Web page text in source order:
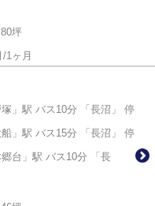
坪
/1ヶ月
」駅 バス10分 「長沼」 停
」駅 バス15分 「長沼」 停
台」駅 バス10分 「長